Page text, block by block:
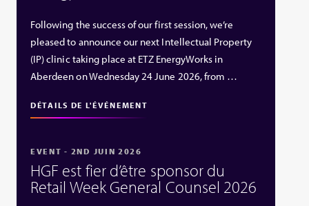
Following the success of our first session, we’re
pleased to announce our next Intellectual Property
(IP) clinic taking place at ETZ EnergyWorks in
Aberdeen on Wednesday 24 June 2026, from …
DÉTAILS DE L'ÉVÉNEMENT
EVENT - 2ND JUIN 2026
HGF est fier d’être sponsor du
Retail Week General Counsel 2026